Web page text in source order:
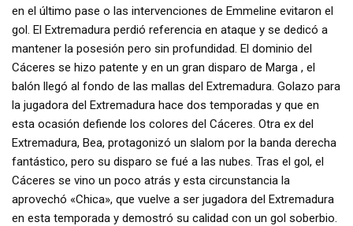
en el último pase o las intervenciones de Emmeline evitaron el
gol. El Extremadura perdió referencia en ataque y se dedicó a
mantener la posesión pero sin profundidad. El dominio del
Cáceres se hizo patente y en un gran disparo de Marga , el
balón llegó al fondo de las mallas del Extremadura. Golazo para
la jugadora del Extremadura hace dos temporadas y que en
esta ocasión defiende los colores del Cáceres. Otra ex del
Extremadura, Bea, protagonizó un slalom por la banda derecha
fantástico, pero su disparo se fué a las nubes. Tras el gol, el
Cáceres se vino un poco atrás y esta circunstancia la
aprovechó «Chica», que vuelve a ser jugadora del Extremadura
en esta temporada y demostró su calidad con un gol soberbio.